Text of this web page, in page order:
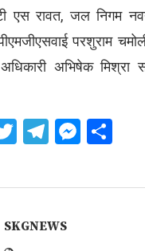
रावत, जल निगम
परशुराम
अधिकारी अभिषेक मिश्रा
Twitter
Telegram
SKGNEWS